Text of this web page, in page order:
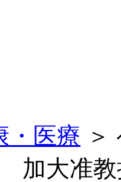
・医療
加大准教